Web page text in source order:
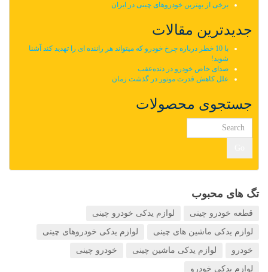
برخی از بهترین خودروهای چینی در ایران
جدیدترین مقالات
با 10 خطر درباره چرخ خودرو که میتواند هر راننده ای را تهدید کند آشنا
شوید!
صدای خاص خودرو در دنده‌عقب
علل کاهش قدرت موتور در گذشت زمان
جستجوی محصولات
تگ های محبوب
قطعه خودرو چینی لوازم یدکی خودرو چینی
لوازم یدکی ماشین های چینی لوازم یدکی خودروهای چینی
خودرو لوازم یدکی ماشین چینی خودرو چینی
لوازم یدکی خودرو